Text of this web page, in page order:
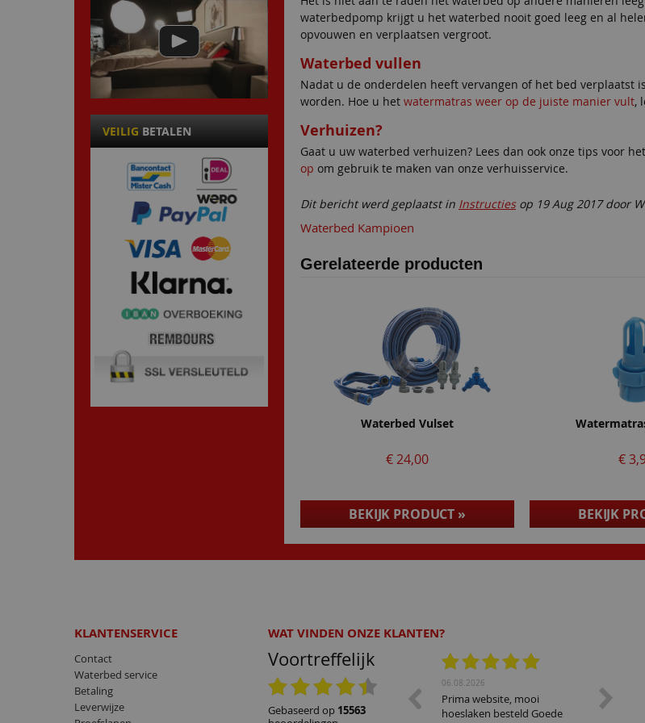
VEILIG BETALEN
waterbedpomp krijgt u het waterbed nooit goed leeg en al
opvouwen en verplaatsen vergroot.
Waterbed vullen
Nadat u de onderdelen heeft vervangen of het bed
worden. Hoe u het watermatras weer op de juiste manier vult,
Verhuizen?
Gaat u uw waterbed verhuizen? Lees dan ook onze tips voor
op om gebruik te maken van onze verhuisservice.
Dit bericht werd geplaatst in Instructiesop 19 Aug 2017 door
Waterbed Kampioen
Gerelateerde producten
Waterbed Vulset
€ 24,00
BEKIJK PRODUCT »
€
BEKIJK
KLANTENSERVICE
Contact
Waterbed service
Betaling
Leverwijze
WAT VINDEN ONZE KLANTEN?
Voortreffelijk
gebaseerd op 15563
24.06.2026
Snel geleverd.
06.08.2026
Prima website, mooi
hoeslaken besteld Goede
Ruim
naar